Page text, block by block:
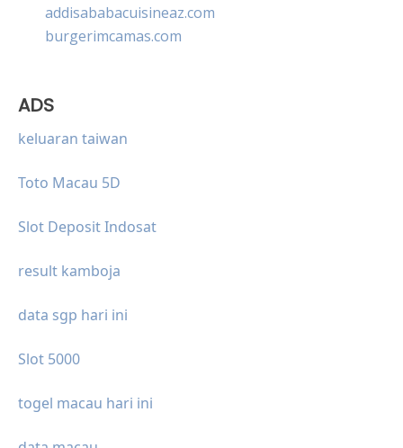
addisababacuisineaz.com
burgerimcamas.com
ADS
keluaran taiwan
Toto Macau 5D
Slot Deposit Indosat
result kamboja
data sgp hari ini
Slot 5000
togel macau hari ini